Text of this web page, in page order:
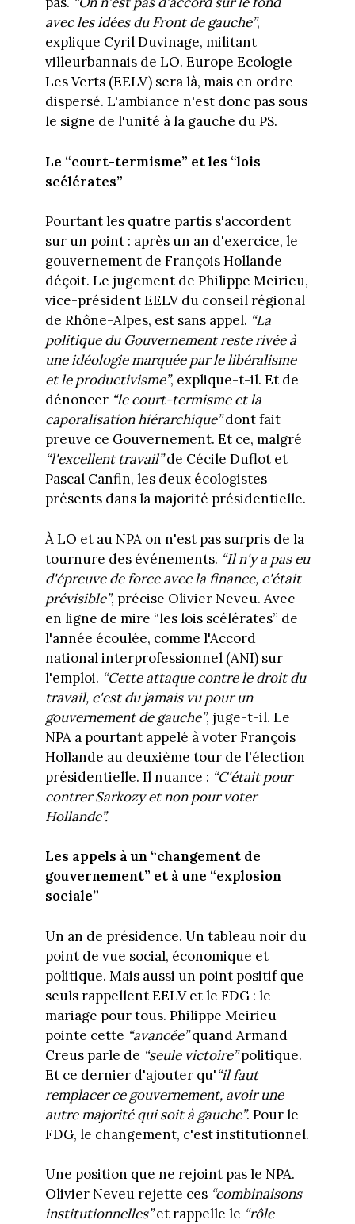
avec les idées du Front de gauche”,
explique Cyril Duvinage, militant
villeurbannais de LO. Europe Ecologie
Les Verts (EELV) sera là, mais en ordre
dispersé. L'ambiance n'est donc pas sous
le signe de l'unité à la gauche du PS.
Le “court-termisme” et les “lois
scélérates”
Pourtant les quatre partis s'accordent
sur un point : après un an d'exercice, le
gouvernement de François Hollande
déçoit. Le jugement de Philippe Meirieu,
vice-président EELV du conseil régional
de Rhône-Alpes, est sans appel. “La
politique du Gouvernement reste rivée à
une idéologie marquée par le libéralisme
et le productivisme”, explique-t-il. Et de
dénoncer “le court-termisme et la
caporalisation hiérarchique”dont fait
preuve ce Gouvernement. Et ce, malgré
“l'excellent travail”de Cécile Duflot et
Pascal Canfin, les deux écologistes
présents dans la majorité présidentielle.
À LO et au NPA on n'est pas surpris de la
tournure des événements. “Il n'y a pas eu
d'épreuve de force avec la finance, c'était
prévisible”, précise Olivier Neveu. Avec
en ligne de mire “les lois scélérates” de
l'année écoulée, comme l'Accord
national interprofessionnel (ANI) sur
l'emploi. “Cette attaque contre le droit du
travail, c'est du jamais vu pour un
gouvernement de gauche”, juge-t-il. Le
NPA a pourtant appelé à voter François
Hollande au deuxième tour de l'élection
présidentielle. Il nuance : “C'était pour
contrer Sarkozy et non pour voter
Hollande”.
Les appels à un “changement de
gouvernement” et à une “explosion
sociale”
Un an de présidence. Un tableau noir du
point de vue social, économique et
politique. Mais aussi un point positif que
seuls rappellent EELV et le FDG : le
mariage pour tous. Philippe Meirieu
pointe cette “avancée”quand Armand
Creus parle de “seule victoire”politique.
Et ce dernier d'ajouter qu'“il faut
remplacer ce gouvernement, avoir une
autre majorité qui soit à gauche”. Pour le
FDG, le changement, c'est institutionnel.
Une position que ne rejoint pas le NPA.
Olivier Neveu rejette ces “combinaisons
institutionnelles”et rappelle le “rôle